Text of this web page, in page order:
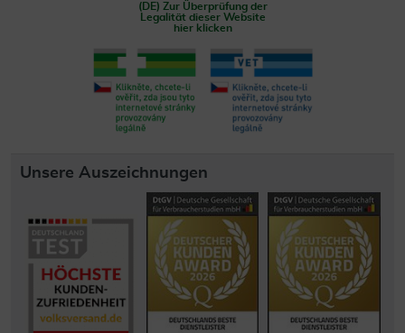
(DE) Zur Überprüfung der
Legalität dieser Website
hier klicken
Unsere Auszeichnungen